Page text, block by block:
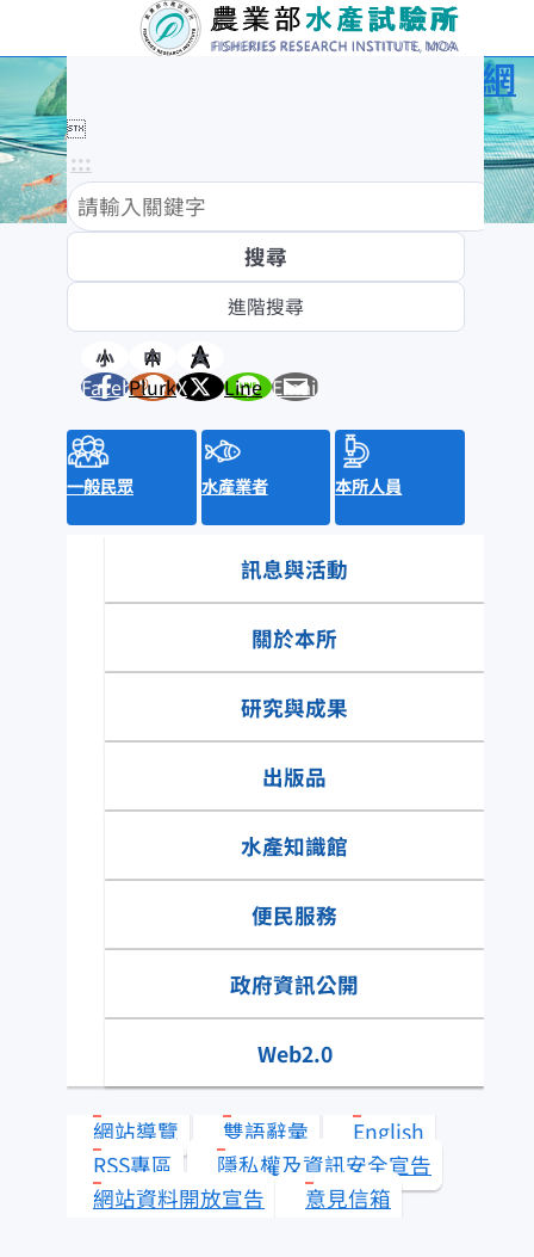
農業部水產試驗所全球資訊網

:::
小 中
大
Facebook
PlurkX Line Email
一般民眾 水產業者 本所人員
訊息與活動
關於本所
研究與成果
出版品
水產知識館
便民服務
政府資訊公開
Web2.0
網站導覽 雙語辭彙
English
RSS專區
隱私權及資訊安全宣告
網站資料開放宣告
意見信箱
:::
訊息與活動
消息公布 新聞稿
水產新聞提要招標資訊
來函照登 就業資訊
水產知識快搜
網具類有那些種
類？
水產知識淺說
其它漁業